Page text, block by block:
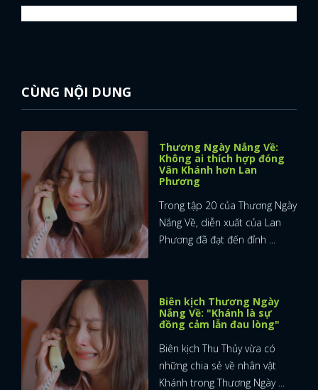
CÙNG NỘI DUNG
Thương Ngày Nắng Về:
Không ai thích hợp đóng
Vân Khánh hơn Lan
Phương
Trong tập 20 của Thương Ngày
Nắng Về, diễn xuất của Lan
Phương đã đạt đến đỉnh ...
Biên kịch Thương Ngày
Nắng Về: "Khánh là sự
đồng cảm lẫn đau lòng"
Biên kịch Thu Thủy vừa có
những chia sẻ về nhân vật
Khánh trong Thương Ngày ...